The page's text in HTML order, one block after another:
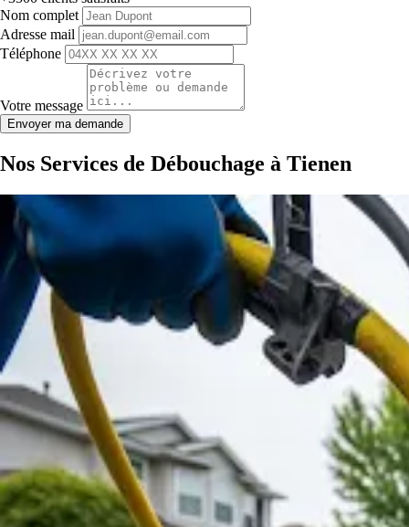
Nom complet
Adresse mail
Téléphone
Votre message
Envoyer ma demande
Nos Services de Débouchage à Tienen